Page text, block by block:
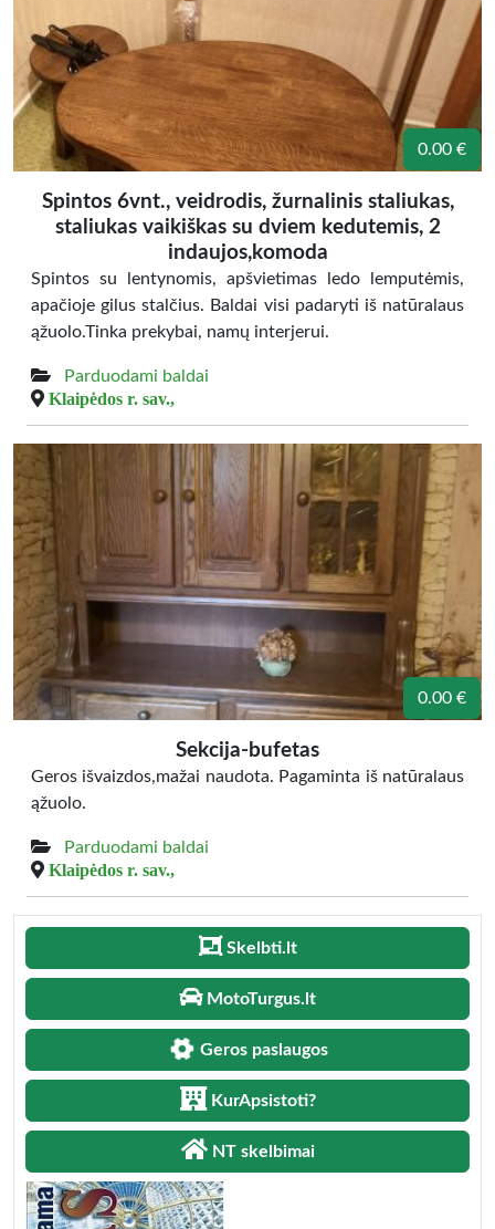
0.00 €
Spintos 6vnt., veidrodis, žurnalinis staliukas,
staliukas vaikiškas su dviem kedutemis, 2
indaujos,komoda
Spintos su lentynomis, apšvietimas ledo lemputėmis,
apačioje gilus stalčius. Baldai visi padaryti iš natūralaus
ąžuolo.Tinka prekybai, namų interjerui.
Parduodami baldai
Klaipėdos r. sav.,
0.00 €
Sekcija-bufetas
Geros išvaizdos,mažai naudota. Pagaminta iš natūralaus
ąžuolo.
Parduodami baldai
Klaipėdos r. sav.,
Skelbti.lt
MotoTurgus.lt
Geros paslaugos
KurApsistoti?
NT skelbimai